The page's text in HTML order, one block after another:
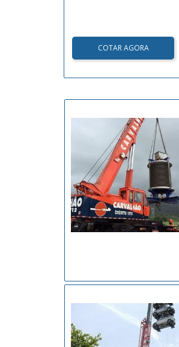
COTAR AGORA